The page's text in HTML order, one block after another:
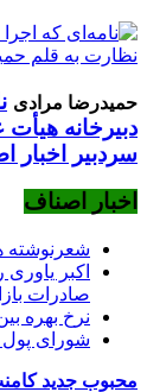
حمیدرضا مرادی
دبیرخانه
سردبیر اخبار
اخبار اصناف
شعرنوشته
اکبر
صادرات
نرخ بهره
شورای پول
محبوب جدید